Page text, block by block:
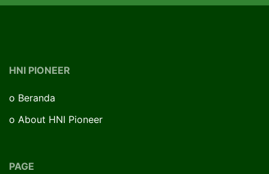
HNI PIONEER
o Beranda
o About HNI Pioneer
PAGE